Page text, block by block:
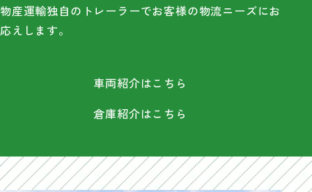
物産運輸独自のトレーラーでお客様の物流ニーズにお
応えします。
車両紹介はこちら
倉庫紹介はこちら